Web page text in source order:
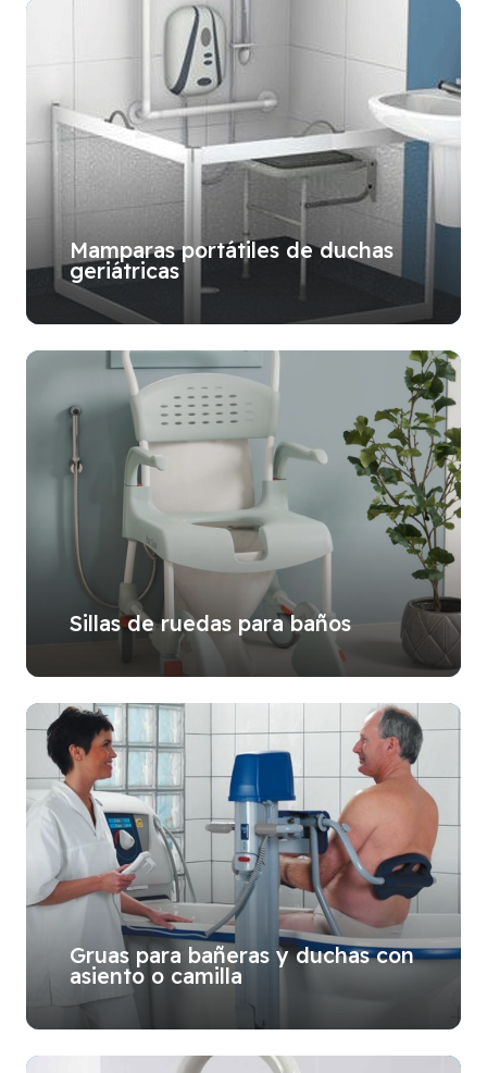
Mamparas portátiles de duchas
geriátricas
Sillas de ruedas para baños
Gruas para bañeras y duchas con
asiento o camilla